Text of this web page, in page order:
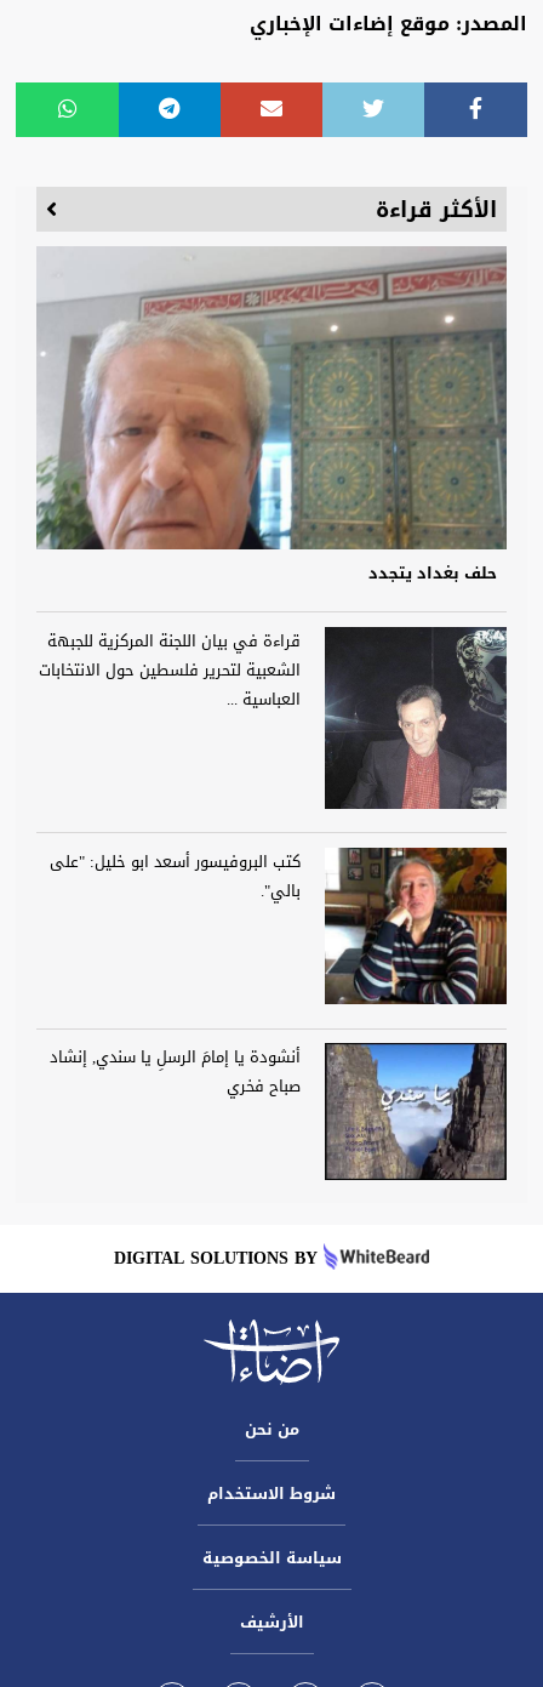
المصدر: موقع إضاءات الإخباري
الأكثر قراءة
حلف بغداد يتجدد
قراءة في بيان اللجنة المركزية للجبهة
الشعبية لتحرير فلسطين حول الانتخابات
العباسية ...
كتب البروفيسور أسعد ابو خليل: "على
بالي".
أنشودة يا إمامَ الرسلِ يا سندي, إنشاد
صباح فخري
DIGITAL SOLUTIONS BY
من نحن
شروط الاستخدام
سياسة الخصوصية
الأرشيف